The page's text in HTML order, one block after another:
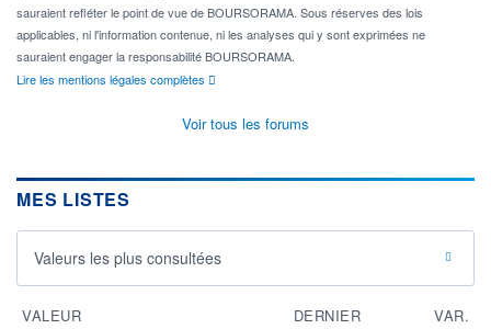
sauraient refléter le point de vue de BOURSORAMA. Sous réserves des lois
applicables, ni l'information contenue, ni les analyses qui y sont exprimées ne
sauraient engager la responsabilité BOURSORAMA.
Lire les mentions légales complètes
Voir tous les forums
MES LISTES
Valeurs les plus consultées
VALEUR DERNIER VAR.